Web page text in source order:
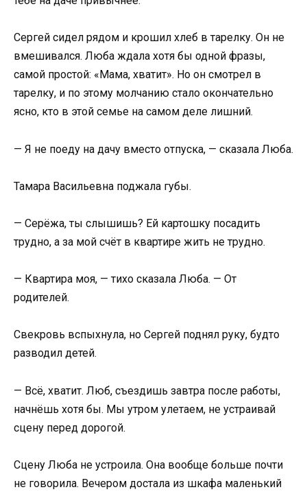
Сергей сидел рядом и крошил хлеб в тарелку. Он не
вмешивался. Люба ждала хотя бы одной фразы,
самой простой: «Мама, хватит». Но он смотрел в
тарелку, и по этому молчанию стало окончательно
ясно, кто в этой семье на самом деле лишний.
— Я не поеду на дачу вместо отпуска, — сказала Люба.
Тамара Васильевна поджала губы.
— Серёжа, ты слышишь? Ей картошку посадить
трудно, а за мой счёт в квартире жить не трудно.
— Квартира моя, — тихо сказала Люба. — От
родителей.
Свекровь вспыхнула, но Сергей поднял руку, будто
разводил детей.
— Всё, хватит. Люб, съездишь завтра после работы,
начнёшь хотя бы. Мы утром улетаем, не устраивай
сцену перед дорогой.
Сцену Люба не устроила. Она вообще больше почти
не говорила. Вечером достала из шкафа маленький